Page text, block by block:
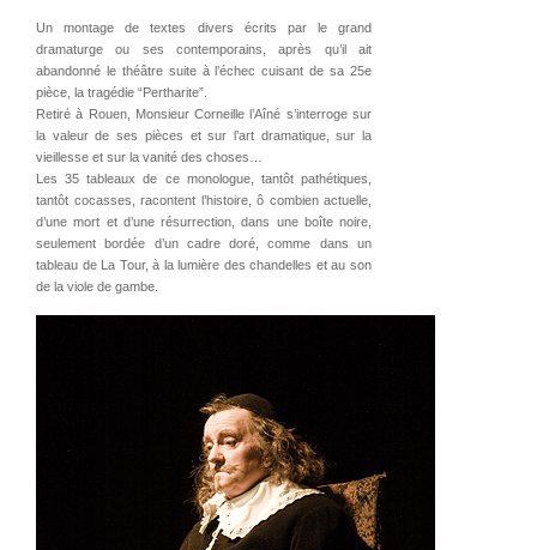
Un montage de textes divers écrits par le grand
dramaturge ou ses contemporains, après qu’il ait
abandonné le théâtre suite à l’échec cuisant de sa 25e
pièce, la tragédie “Pertharite”.
Retiré à Rouen, Monsieur Corneille l’Aîné s’interroge sur
la valeur de ses pièces et sur l’art dramatique, sur la
vieillesse et sur la vanité des choses…
Les 35 tableaux de ce monologue, tantôt pathétiques,
tantôt cocasses, racontent l’histoire, ô combien actuelle,
d’une mort et d’une résurrection, dans une boîte noire,
seulement bordée d’un cadre doré, comme dans un
tableau de La Tour, à la lumière des chandelles et au son
de la viole de gambe.